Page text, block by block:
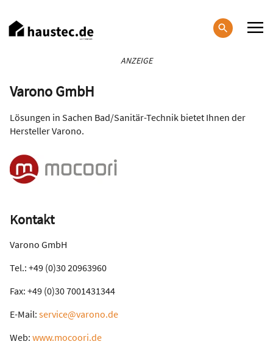
zum
Inhalt
ANZEIGE
Varono GmbH
Lösungen in Sachen Bad/Sanitär-Technik bietet Ihnen der
Hersteller Varono.
Kontakt
Varono GmbH
Tel.: +49 (0)30 20963960
Fax: +49 (0)30 7001431344
E-Mail: service@varono.de
Web: www.mocoori.de